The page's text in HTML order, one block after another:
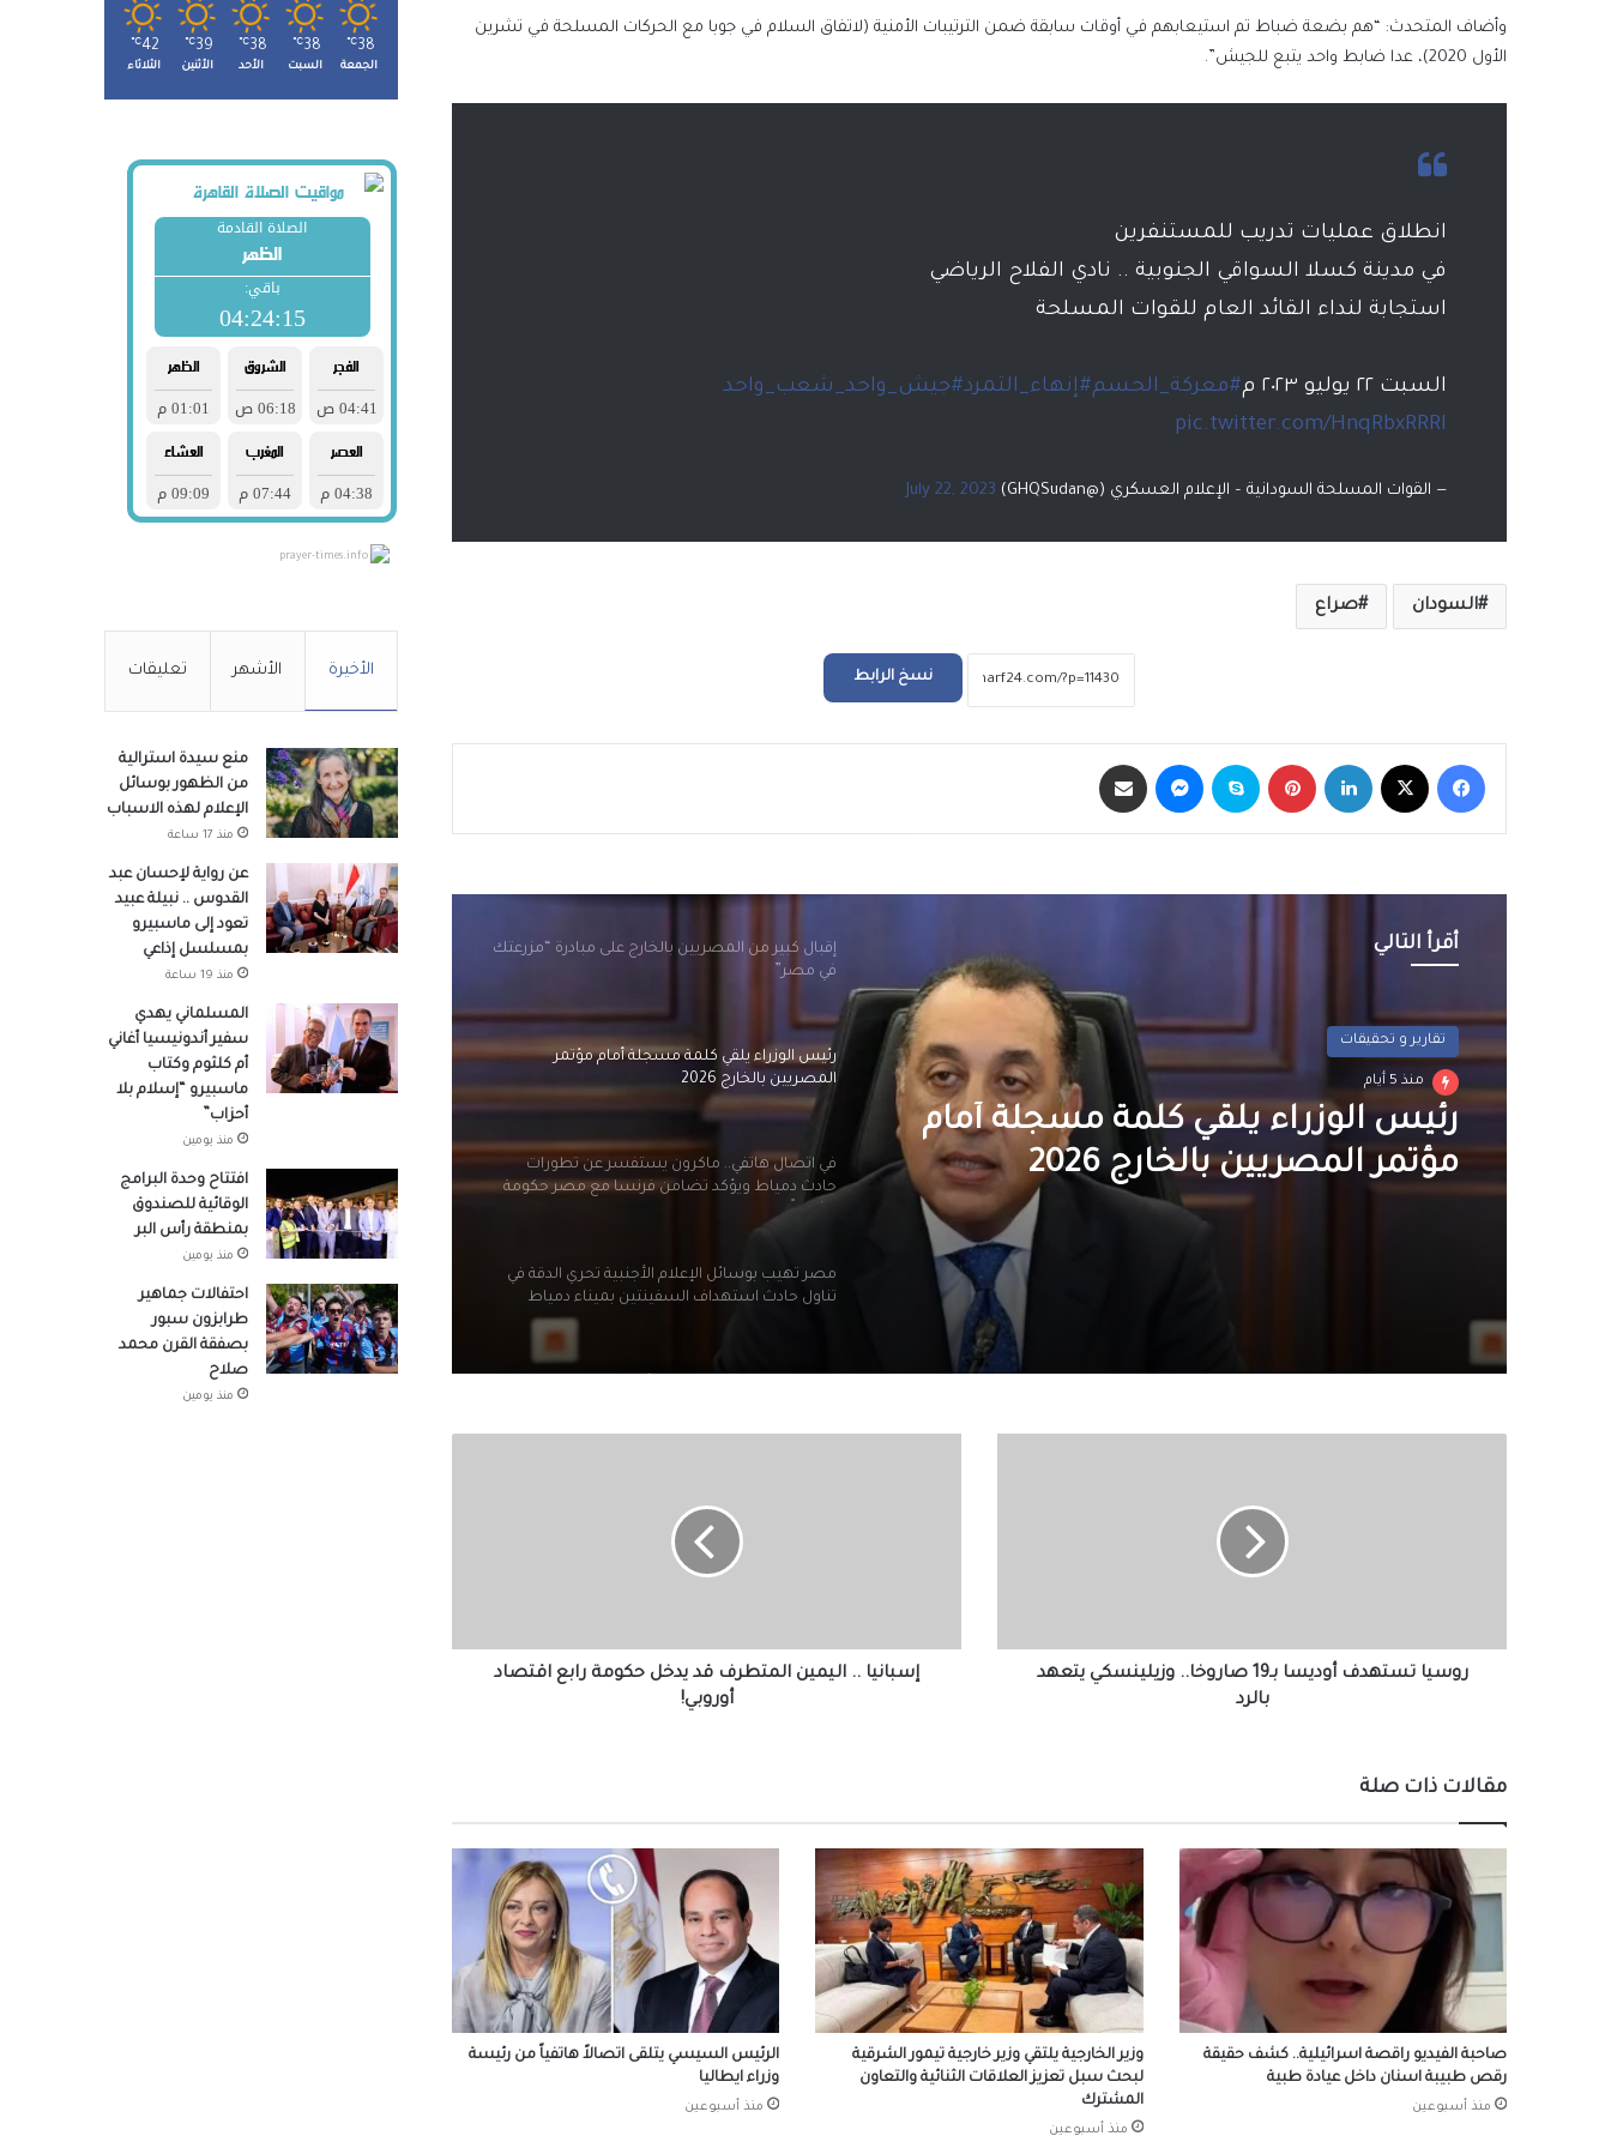
وأضاف المتحدث: “هم بضعة ضباط تم استيعابهم في أوقات سابقة ضمن الترتيبات الأمنية (لاتفاق السلام في جوبا مع الحركات المسلحة في تشرين
الأول 2020)، عدا ضابط واحد يتبع للجيش”.
انطلاق عمليات تدريب للمستنفرين
في مدينة كسلا السواقي الجنوبية .. نادي الفلاح الرياضي
استجابة لنداء القائد العام للقوات المسلحة
السبت ٢٢ يوليو ٢٠٢٣ م #معركة_الحسم#إنهاء_التمرد#جيش_واحد_شعب_واحد
pic.twitter.com/HnqRbxRRRI
— القوات المسلحة السودانية – الإعلام العسكري (@GHQSudan) July 22, 2023
السودان صراع
نسخ الرابط
فيسبوك لينكدإن بينتيريست سكايب ماسنجر
أقرأ التالي
تقارير و تحقيقات
منذ 5 أيام
رئيس الوزراء يلقي كلمة مسجلة أمام
عربي و دولي
في اتصال هاتفي.. ماكرون يستفسر عن
تطورات حادث دمياط ويؤكد تضامن
فرنسا مع مصر حكومة وشعباً
سعيد رئيس الجمهورية التونسية
رئيس الوزراء يلقي كلمة مسجلة أمام مؤتمر
المصريين بالخارج 2026
في اتصال هاتفي.. ماكرون يستفسر عن تطورات
حادث دمياط ويؤكد تضامن فرنسا مع مصر حكومة
وشعباً
مصر تهيب بوسائل الإعلام الأجنبية تحري الدقة في
تناول حادث استهداف السفينتين بميناء دمياط
الرئيس السيسي يجري اتصالًا هاتفيًا مع بيدرو
سانشيز رئيس وزراء مملكة إسبانيا
الوطنية بدولة ليبيا
الرئيس السيسي لأمير الكويت: مرفوض تماماً
إقبال كبير من المصريين بالخارج على مبادرة “مزرعتك
في مصر”
رئيس الوزراء يلقي كلمة مسجلة أمام مؤتمر
المصريين بالخارج 2026
روسيا تستهدف أوديسا بـ19 صاروخا.. وزيلينسكي يتعهد
بالرد
اقتصاد
إسبانيا .. اليمين المتطرف قد يدخل حكومة رابع اقتصاد
أوروبي!
مقالات ذات صلة
صاحبة الفيديو راقصة اسرائيلية.. كشف حقيقة
رقص طبيبة اسنان داخل عيادة طبية
منذ أسبوعين
وزير الخارجية يلتقي وزير خارجية تيمور الشرقية
لبحث سبل تعزيز العلاقات الثنائية والتعاون
المشترك
منذ أسبوعين
الرئيس السيسي يتلقى اتصالاً هاتفياً من رئيسة
وزراء ايطاليا
منذ أسبوعين
38
℃
الجمعة
38
℃
السبت
38
℃
الأحد
39
℃
الأثنين
42
℃
الثلاثاء
prayer-times.info
الأخيرة الأشهر تعليقات
منع سيدة استرالية
من الظهور بوسائل
الإعلام لهذه الاسباب
منذ 17 ساعة
عن رواية لإحسان عبد
القدوس .. نبيلة عبيد
تعود إلى ماسبيرو
بمسلسل إذاعي
منذ 19 ساعة
المسلماني يهدي
سفير أندونيسيا أغاني
أم كلثوم وكتاب
ماسبيرو “إسلام بلا
أحزاب”
منذ يومين
افتتاح وحدة البرامج
الوقائية للصندوق
بمنطقة رأس البر
منذ يومين
احتفالات جماهير
طرابزون سبور
بصفقة القرن محمد
صلاح
منذ يومين